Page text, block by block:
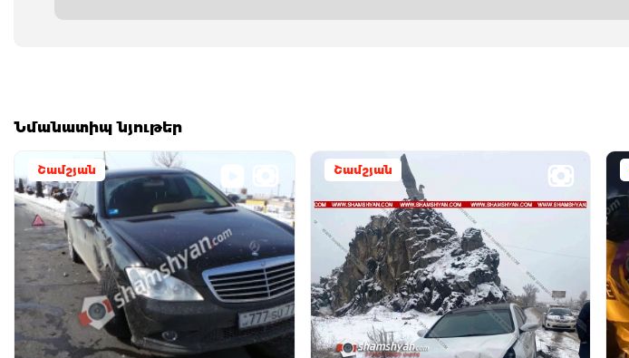
Նմանատիպ նյութեր
Շամշյան Շամշյան